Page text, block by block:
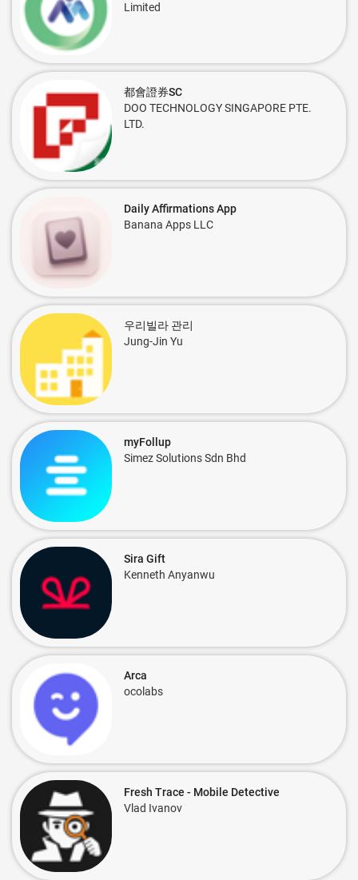
Limited
都會證券SC
DOO TECHNOLOGY SINGAPORE PTE.
LTD.
Daily Affirmations App
Banana Apps LLC
우리빌라 관리
Jung-Jin Yu
myFollup
Simez Solutions Sdn Bhd
Sira Gift
Kenneth Anyanwu
Arca
ocolabs
Fresh Trace - Mobile Detective
Vlad Ivanov